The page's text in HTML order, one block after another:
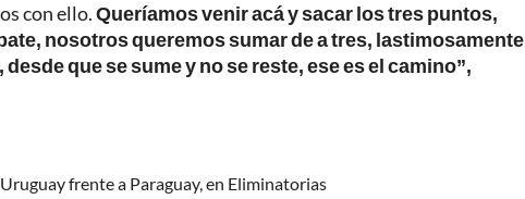
con ello.Queríamos venir acá y sacar los tres puntos,
nosotros queremos sumar de a tres, lastimosamente
que se sume y no se reste, ese es el camino”,
frente a Paraguay, en Eliminatorias